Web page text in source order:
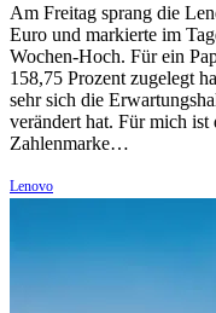
Am Freitag sprang die
Euro und markierte im
Wochen-Hoch. Für ein
158,75 Prozent zugelegt
sehr sich die
verändert hat. Für mich ist
Zahlenmarke…
Lenovo